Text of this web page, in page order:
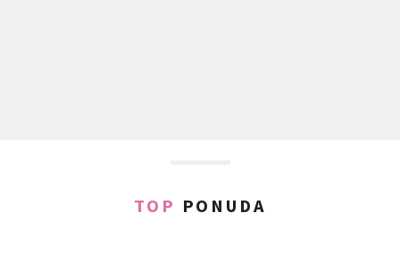
TOP PONUDA